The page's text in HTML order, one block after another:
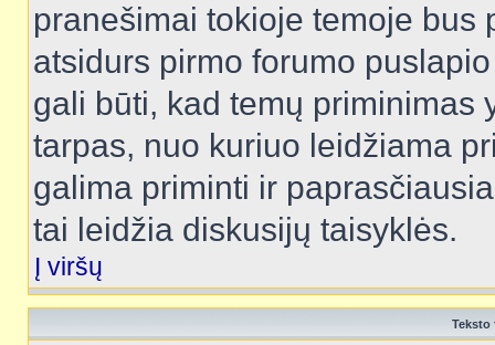
pranešimai tokioje temoje bus
atsidurs pirmo forumo
gali būti, kad temų priminimas
tarpas, nuo kuriuo leidžiama
galima priminti ir
tai leidžia diskusijų taisyklės.
Į viršų
Teksto